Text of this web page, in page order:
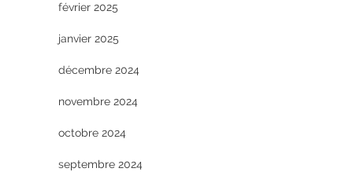
février 2025
janvier 2025
décembre 2024
novembre 2024
octobre 2024
septembre 2024